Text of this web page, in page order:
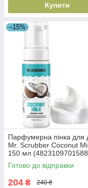
Купити
–15%
Парфумерна пінка для
Mr. Scrubber Coconut
150 мл
Готово до відправки
204 ₴ 240 ₴